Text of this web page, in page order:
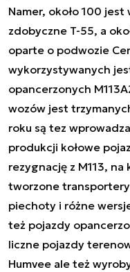
Namer, około 100
zdobyczne T-55, a
oparte o podwozie
wykorzystywanych
opancerzonych
wozów jest
roku są tez
produkcji kołowe
rezygnację z M113,
tworzone
piechoty i różne
też pojazdy
liczne pojazdy
Humvee ale też